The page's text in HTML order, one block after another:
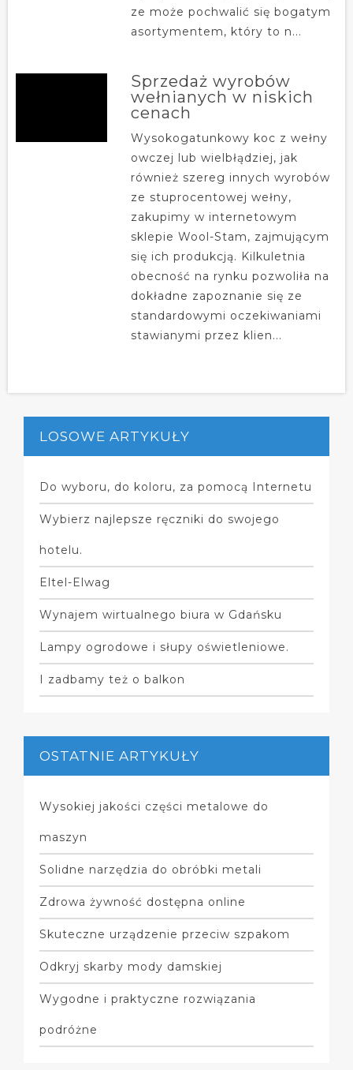
ze może pochwalić się bogatym
asortymentem, który to n...
Sprzedaż wyrobów
wełnianych w niskich
cenach
Wysokogatunkowy koc z wełny
owczej lub wielbłądziej, jak
również szereg innych wyrobów
ze stuprocentowej wełny,
zakupimy w internetowym
sklepie Wool-Stam, zajmującym
się ich produkcją. Kilkuletnia
obecność na rynku pozwoliła na
dokładne zapoznanie się ze
standardowymi oczekiwaniami
stawianymi przez klien...
LOSOWE ARTYKUŁY
Do wyboru, do koloru, za pomocą Internetu
Wybierz najlepsze ręczniki do swojego
hotelu.
Eltel-Elwag
Wynajem wirtualnego biura w Gdańsku
Lampy ogrodowe i słupy oświetleniowe.
I zadbamy też o balkon
OSTATNIE ARTYKUŁY
Wysokiej jakości części metalowe do
maszyn
Solidne narzędzia do obróbki metali
Zdrowa żywność dostępna online
Skuteczne urządzenie przeciw szpakom
Odkryj skarby mody damskiej
Wygodne i praktyczne rozwiązania
podróżne